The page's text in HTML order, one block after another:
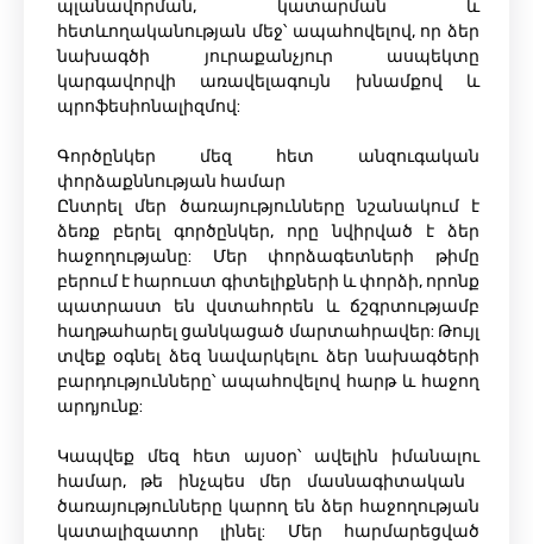
պլանավորման, կատարման և
հետևողականության մեջ՝ ապահովելով, որ ձեր
նախագծի յուրաքանչյուր ասպեկտը
կարգավորվի առավելագույն խնամքով և
պրոֆեսիոնալիզմով:
Գործընկեր մեզ հետ անզուգական
փորձաքննության համար
Ընտրել մեր ծառայությունները նշանակում է
ձեռք բերել գործընկեր, որը նվիրված է ձեր
հաջողությանը: Մեր փորձագետների թիմը
բերում է հարուստ գիտելիքների և փորձի, որոնք
պատրաստ են վստահորեն և ճշգրտությամբ
հաղթահարել ցանկացած մարտահրավեր: Թույլ
տվեք օգնել ձեզ նավարկելու ձեր նախագծերի
բարդությունները՝ ապահովելով հարթ և հաջող
արդյունք:
Կապվեք մեզ հետ այսօր՝ ավելին իմանալու
համար, թե ինչպես մեր մասնագիտական ​​
ծառայությունները կարող են ձեր հաջողության
կատալիզատոր լինել: Մեր հարմարեցված